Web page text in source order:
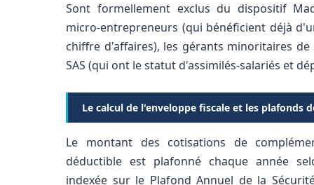
Sont formellement exclus du dispositif
micro-entrepreneurs (qui bénéficient déjà
chiffre d'affaires), les gérants minoritaires de
SAS (qui ont le statut d'assimilés-salariés et
Le calcul de l'enveloppe fiscale et les plafonds
Le montant des cotisations de
déductible est plafonné chaque année
indexée sur le Plafond Annuel de la